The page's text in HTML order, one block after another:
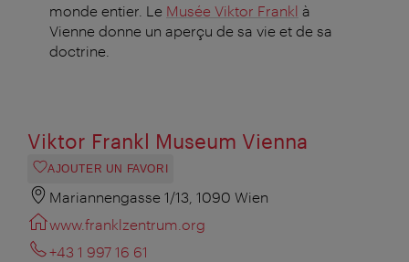
monde entier. Le Musée Viktor Frankl à
Vienne donne un aperçu de sa vie et de sa
doctrine.
Viktor Frankl Museum Vienna
AJOUTER UN FAVORI
Mariannengasse 1/13, 1090 Wien
www.franklzentrum.org
+43 1 997 16 61